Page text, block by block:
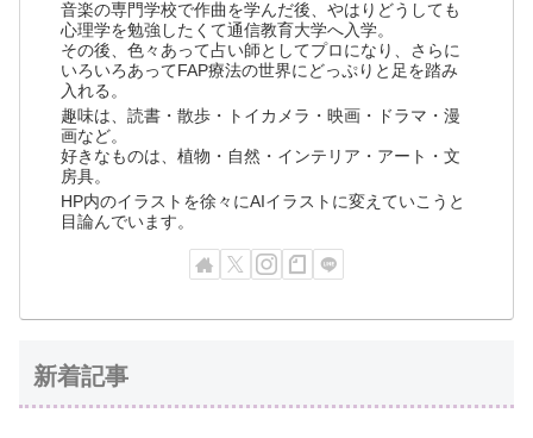
音楽の専門学校で作曲を学んだ後、やはりどうしても
心理学を勉強したくて通信教育大学へ入学。
その後、色々あって占い師としてプロになり、さらに
いろいろあってFAP療法の世界にどっぷりと足を踏み
入れる。
趣味は、読書・散歩・トイカメラ・映画・ドラマ・漫
画など。
好きなものは、植物・自然・インテリア・アート・文
房具。
HP内のイラストを徐々にAIイラストに変えていこうと
目論んでいます。
新着記事